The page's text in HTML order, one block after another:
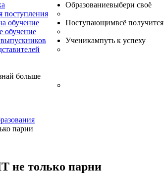
поступления
обучение
обучение
Образованиевыбери своё
Поступающимвсё получится
Ученикампуть к успеху
больше
парни
не только парни